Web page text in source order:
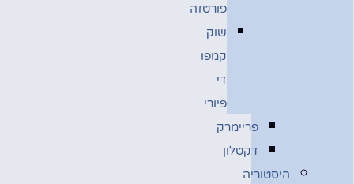
פורטזה
שוק
קמפו
די
פיורי
פריימרק
דקטלון
היסטוריה